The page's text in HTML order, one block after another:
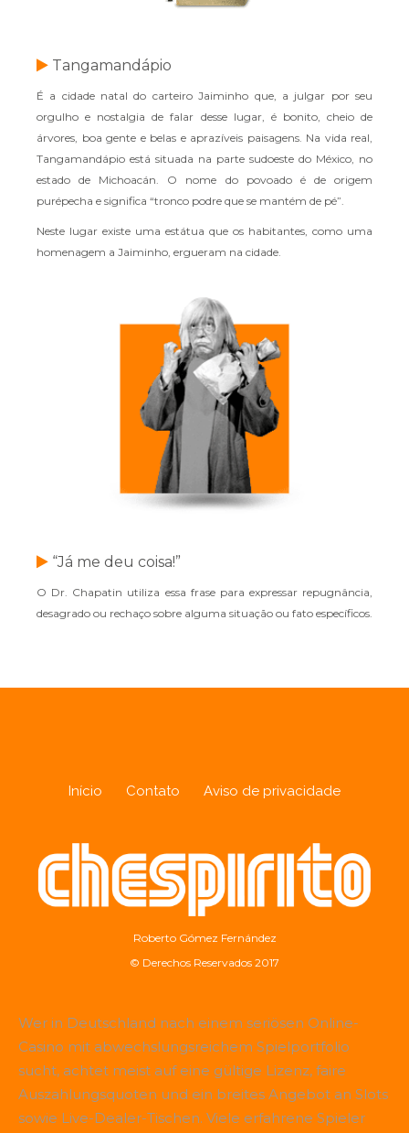
Tangamandápio
É a cidade natal do carteiro Jaiminho que, a julgar por seu
orgulho e nostalgia de falar desse lugar, é bonito, cheio de
árvores, boa gente e belas e aprazíveis paisagens. Na vida real,
Tangamandápio está situada na parte sudoeste do México, no
estado de Michoacán. O nome do povoado é de origem
purépecha e significa “tronco podre que se mantém de pé”.
Neste lugar existe uma estátua que os habitantes, como uma
homenagem a Jaiminho, ergueram na cidade.
“Já me deu coisa!”
O Dr. Chapatin utiliza essa frase para expressar repugnância,
desagrado ou rechaço sobre alguma situação ou fato específicos.
Início Contato Aviso de privacidade
Roberto Gómez Fernández
© Derechos Reservados 2017
Wer in Deutschland nach einem seriösen Online-
Casino mit abwechslungsreichem Spielportfolio
sucht, achtet meist auf eine gültige Lizenz, faire
Auszahlungsquoten und ein breites Angebot an Slots
sowie Live-Dealer-Tischen. Viele erfahrene Spieler